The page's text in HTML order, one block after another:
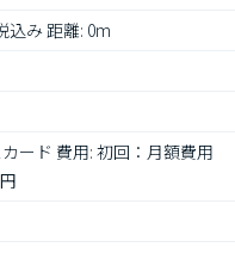
込み 距離: 0m
ード 費用: 初回：月額費用